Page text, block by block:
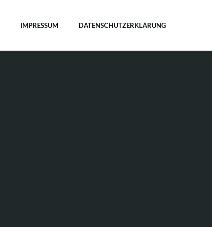
IMPRESSUM DATENSCHUTZERKLÄRUNG